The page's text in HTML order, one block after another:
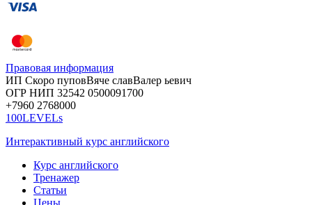
Правовая информация
ИП Скоро пуповВяче славВалер ьевич
ОГР НИП 32542 0500091700
+7960 2768000
100LEVELs
Интерактивный курс английского
Курс английского
Тренажер
Статьи
Цены